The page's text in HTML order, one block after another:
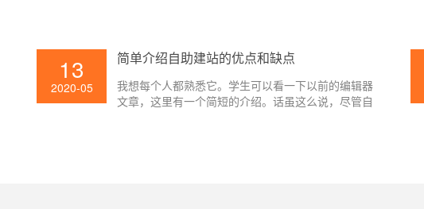
13
2020-05
简单介绍自助建站的优点和缺点
我想每个人都熟悉它。学生可以看一下以前的编辑器
文章，这里有一个简短的介绍。话虽这么说，尽管自